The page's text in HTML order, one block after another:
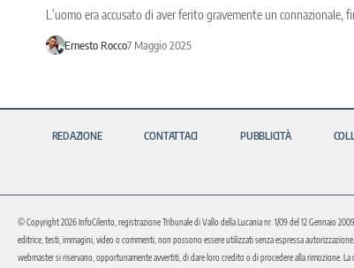
L’uomo era accusato di aver ferito gravemente un connazionale,
Ernesto Rocco7 Maggio 2025
REDAZIONE CONTATTACI PUBBLICITÀ
© Copyright 2026 InfoCilento, registrazione Tribunale di Vallo della Lucania nr. 1/09 del 12 Gennaio
editrice, testi, immagini, video o commenti, non possono essere utilizzati senza espressa
webmaster si riservano, opportunamente avvertiti, di dare loro credito o di procedere alla rimozione.